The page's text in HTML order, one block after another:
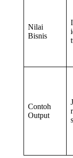
Nilai
Bisnis
Contoh
Output